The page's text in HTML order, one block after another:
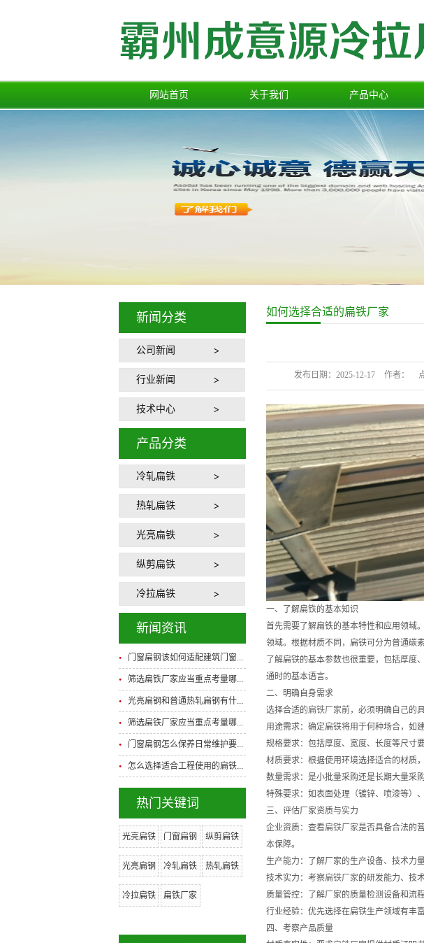
网站首页 关于我们 产品中心
冷轧扁铁
热轧扁铁
光亮扁铁
纵剪扁铁
新闻分类
公司新闻
行业新闻
技术中心
产品分类
冷轧扁铁
热轧扁铁
光亮扁铁
纵剪扁铁
冷拉扁铁
新闻资讯
门窗扁钢该如何适配建筑门窗...
筛选扁铁厂家应当重点考量哪...
光亮扁钢和普通热轧扁钢有什...
筛选扁铁厂家应当重点考量哪...
门窗扁钢怎么保养日常维护要...
怎么选择适合工程使用的扁铁...
热门关键词
光亮扁铁 门窗扁钢 纵剪扁铁
光亮扁钢 冷轧扁铁 热轧扁铁
冷拉扁铁 扁铁厂家
如何选择合适的扁铁厂家
发布日期： 2025-12-17 作者：
一、了解扁铁的基本知识
首先需要了解扁铁的基本特性和应用领域
领域。根据材质不同，扁铁可分为普通碳
了解扁铁的基本参数也很重要，包括厚
通时的基本语言。
二、明确自身需求
选择合适的扁铁厂家前，必须明确自己的具
用途需求：确定扁铁将用于何种场合，如
规格要求：包括厚度、宽度、长度等尺寸
材质要求：根据使用环境选择适合的材质
数量需求：是小批量采购还是长期大量采
特殊要求：如表面处理（镀锌、喷漆等）
三、评估厂家资质与实力
企业资质：查看扁铁厂家是否具备合法的
本保障。
生产能力：了解厂家的生产设备、技术力
技术实力：考察扁铁厂家的研发能力、技
质量管控：了解厂家的质量检测设备和流
行业经验：优先选择在扁铁生产领域有丰
四、考察产品质量